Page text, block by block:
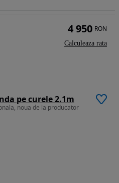
pe curele 2.1m
noua de la producator
4 950 RON
Calculeaza rata